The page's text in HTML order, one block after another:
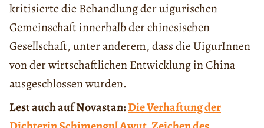
kritisierte die Behandlung der uigurischen
Gemeinschaft innerhalb der chinesischen
Gesellschaft, unter anderem, dass die UigurInnen
von der wirtschaftlichen Entwicklung in China
ausgeschlossen wurden.
Lest auch auf Novastan:Die Verhaftung der